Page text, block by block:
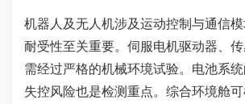
机器人及无人机涉及运动控制与通信
耐受性至关重要。伺服电机驱动器、
需经过严格的机械环境试验。电池系
失控风险也是检测重点。综合环境舱可